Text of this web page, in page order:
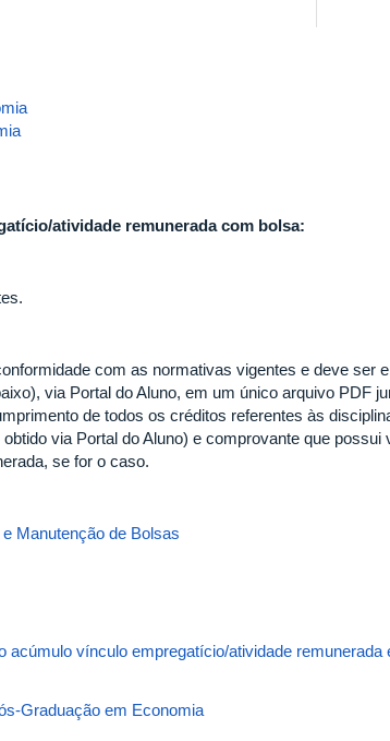
atividade remunerada com bolsa:
com as normativas vigentes e deve ser
via Portal do Aluno, em um único arquivo PDF
de todos os créditos referentes às
via Portal do Aluno) e comprovante que possui
se for o caso.
Manutenção de Bolsas
acúmulo vínculo empregatício/atividade remunerada
Graduação em Economia